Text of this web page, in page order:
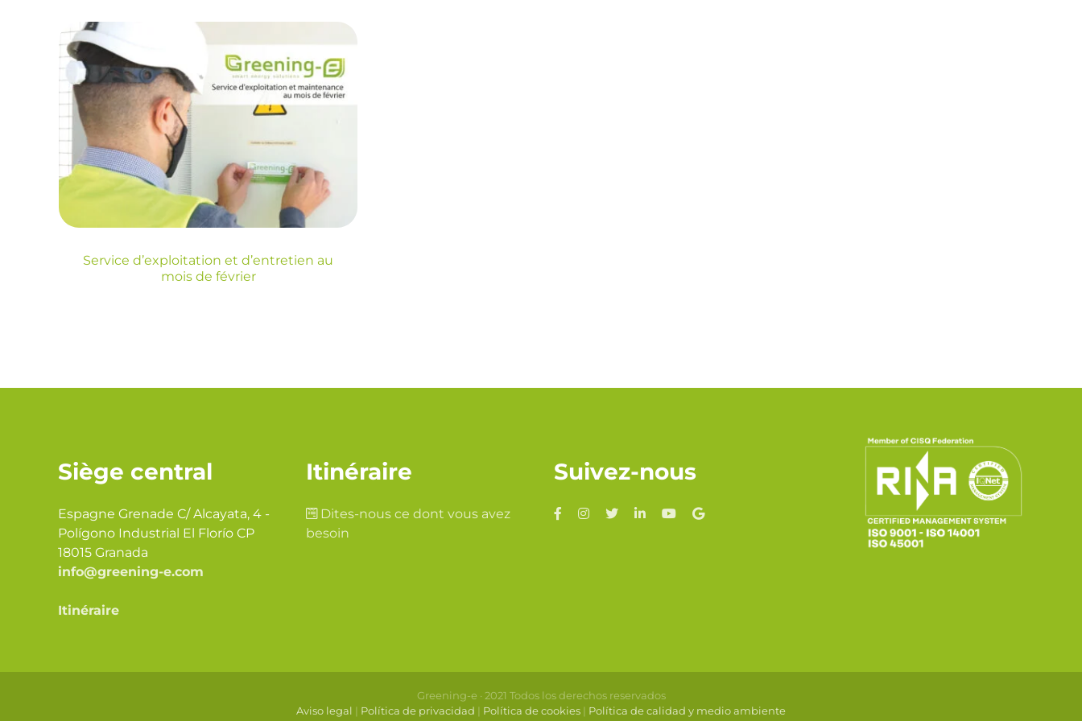
Service d’exploitation
et d’entretien au mois
de février
Service d’exploitation et d’entretien au
mois de février
Siège central
Espagne Grenade C/ Alcayata, 4 -
Polígono Industrial El Florío CP
18015 Granada
info@greening-e.com
Itinéraire
Itinéraire
Dites-nous ce dont vous avez
besoin
Suivez-nous
Greening-e · 2021 Todos los derechos reservados
Aviso legal | Política de privacidad | Política de cookies | Política de calidad y medio ambiente